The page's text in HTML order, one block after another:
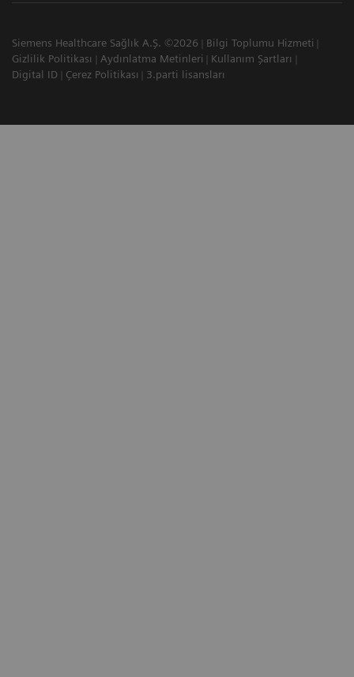
Siemens Healthcare Sağlık A.Ş. ©2026
Bilgi Toplumu Hizmeti
Gizlilik Politikası
Aydınlatma Metinleri
Kullanım Şartları
Digital ID
Çerez Politikası 3.parti lisansları